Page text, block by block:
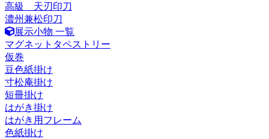
高級 天刃印刀
濃州兼松印刀
展示小物 一覧
マグネットタペストリー
仮巻
豆色紙掛け
寸松庵掛け
短冊掛け
はがき掛け
はがき用フレーム
色紙掛け